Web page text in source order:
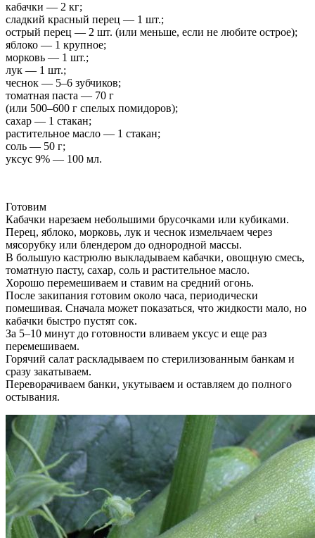
кабачки — 2 кг;
сладкий красный перец — 1 шт.;
острый перец — 2 шт. (или меньше, если не любите острое);
яблоко — 1 крупное;
морковь — 1 шт.;
лук — 1 шт.;
чеснок — 5–6 зубчиков;
томатная паста — 70 г
(или 500–600 г спелых помидоров);
сахар — 1 стакан;
растительное масло — 1 стакан;
соль — 50 г;
уксус 9% — 100 мл.
Готовим
Кабачки нарезаем небольшими брусочками или кубиками.
Перец, яблоко, морковь, лук и чеснок измельчаем через
мясорубку или блендером до однородной массы.
В большую кастрюлю выкладываем кабачки, овощную смесь,
томатную пасту, сахар, соль и растительное масло.
Хорошо перемешиваем и ставим на средний огонь.
После закипания готовим около часа, периодически
помешивая. Сначала может показаться, что жидкости мало, но
кабачки быстро пустят сок.
За 5–10 минут до готовности вливаем уксус и еще раз
перемешиваем.
Горячий салат раскладываем по стерилизованным банкам и
сразу закатываем.
Переворачиваем банки, укутываем и оставляем до полного
остывания.